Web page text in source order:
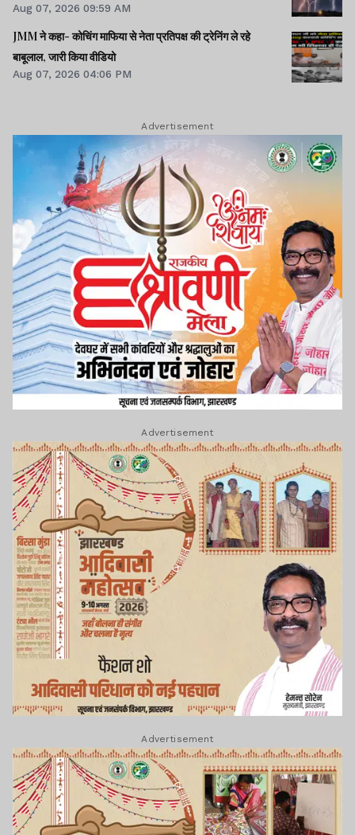
Aug 07, 2026 09:59 AM
JMM ने कहा- कोचिंग माफिया से नेता प्रतिपक्ष की ट्रेनिंग ले रहे
बाबूलाल, जारी किया वीडियो
Aug 07, 2026 04:06 PM
Advertisement
Advertisement
Advertisement